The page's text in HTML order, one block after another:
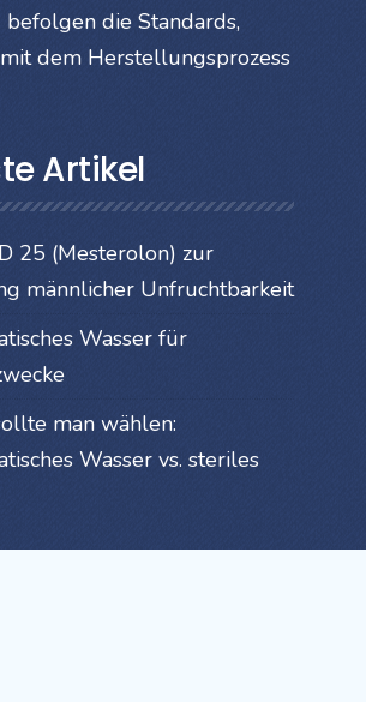
die Standards,
dem Herstellungsprozess
Artikel
25 (Mesterolon) zur
männlicher Unfruchtbarkeit
Wasser für
man wählen:
Wasser vs. steriles